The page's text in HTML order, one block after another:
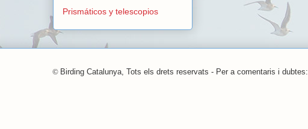
Prismáticos y telescopios
© Birding Catalunya, Tots els drets reservats - Per a comentaris i dubtes: